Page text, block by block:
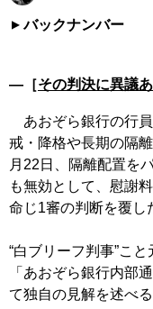
バックナンバー
―［その判決に異議
あおぞら銀行の行
戒・降格や長期の隔
月22日、隔離配置を
も無効として、慰謝
命じ1審の判断を覆し
“白ブリーフ判事”こ
「あおぞら銀行内部
て独自の見解を述べ